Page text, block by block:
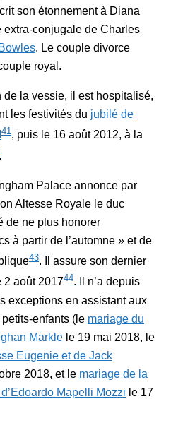
son étonnement à Diana
extra-conjugale de Charles
. Le couple divorce
royal.
de la vessie, il est hospitalisé,
les festivités du jubilé de
41, puis le 16 août 2012, à la
.
Palace annonce par
Altesse Royale le duc
de ne plus honorer
à partir de l’automne » et de
43. Il assure son dernier
2 août 201744. Il n’a depuis
exceptions en assistant aux
enfants (le mariage du
Markle le 19 mai 2018, le
Eugenie et de Jack
2018, et le mariage de la
Mapelli Mozzi le 17